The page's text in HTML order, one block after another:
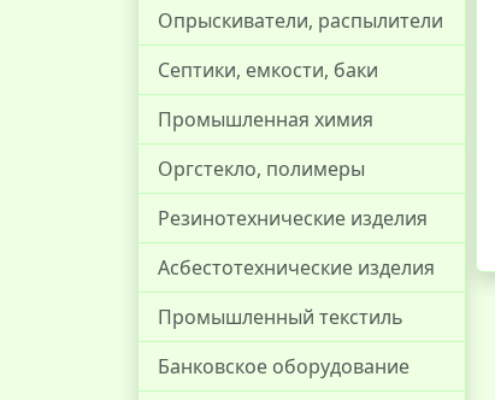
Опрыскиватели, распылители
Септики, емкости, баки
Промышленная химия
Оргстекло, полимеры
Резинотехнические изделия
Асбестотехнические изделия
Промышленный текстиль
Банковское оборудование